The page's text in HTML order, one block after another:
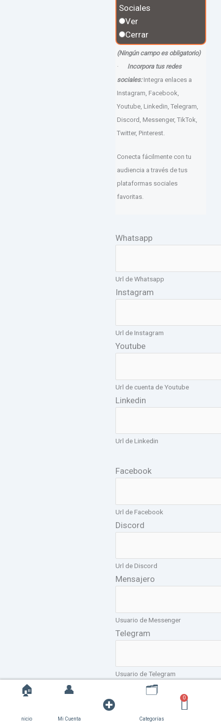
🏠
nicio
👤
Mi Cuenta
Open
🗂️
Categorías
0
Cart
Sociales
Ver
Cerrar
(Ningún campo es obligatorio)
· Incorpora tus redes
sociales:Integra enlaces a
Instagram, Facebook,
Youtube, Linkedin, Telegram,
Discord, Messenger, TikTok,
Twitter, Pinterest.
Conecta fácilmente con tu
audiencia a través de tus
plataformas sociales
favoritas.
Whatsapp
Url de Whatsapp
Instagram
Url de Instagram
Youtube
Url de cuenta de Youtube
Linkedin
Url de Linkedin
Facebook
Url de Facebook
Discord
Url de Discord
Mensajero
Usuario de Messenger
Telegram
Usuario de Telegram